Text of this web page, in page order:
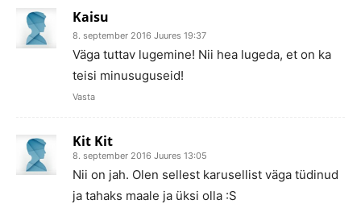
Kaisu
8. september 2016 Juures 19:37
Väga tuttav lugemine! Nii hea lugeda, et on ka
teisi minusuguseid!
Vasta
Kit Kit
8. september 2016 Juures 13:05
Nii on jah. Olen sellest karusellist väga tüdinud
ja tahaks maale ja üksi olla :S